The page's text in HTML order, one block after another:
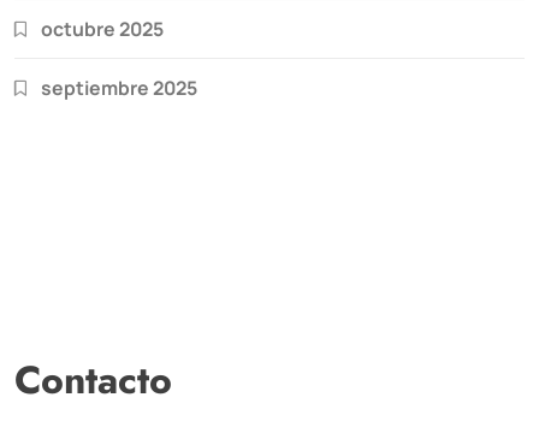
octubre 2025
septiembre 2025
Contacto